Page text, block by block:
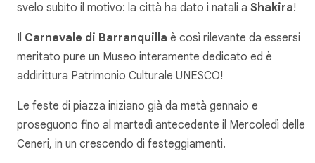
svelo subito il motivo: la città ha dato i natali a Shakira!
Il Carnevale di Barranquilla è così rilevante da essersi
meritato pure un Museo interamente dedicato ed è
addirittura Patrimonio Culturale UNESCO!
Le feste di piazza iniziano già da metà gennaio e
proseguono fino al martedì antecedente il Mercoledì delle
Ceneri, in un crescendo di festeggiamenti.